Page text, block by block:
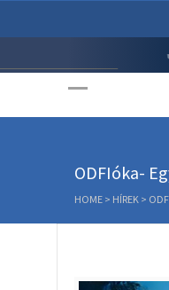
ODFIóka-
HOME > HÍREK >